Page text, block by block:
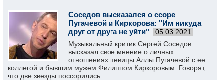
Соседов высказался о ссоре
Пугачевой и Киркорова: "Им никуда
друг от друга не уйти"
05.03.2021
Музыкальный критик Сергей Соседов
высказал свое мнение о личных
отношениях певицы Аллы Пугачевой с ее
коллегой и бывшим мужем Филиппом Киркоровым. Говорят,
что две звезды поссорились.